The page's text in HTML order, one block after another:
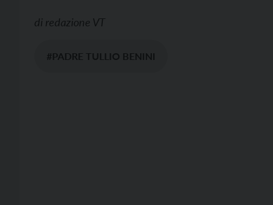
di redazione VT
#PADRE TULLIO BENINI